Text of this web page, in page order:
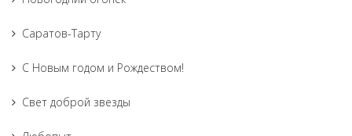
Саратов-Тарту
С Новым годом и Рождеством!
Свет доброй звезды